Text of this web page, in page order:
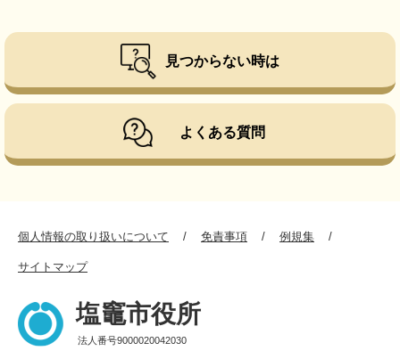
見つからない時は
よくある質問
個人情報の取り扱いについて 免責事項 例規集
サイトマップ
塩竈市役所
法人番号9000020042030